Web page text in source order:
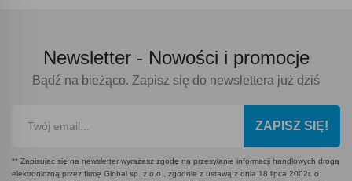
Newsletter - Nowości i promocje
Bądź na bieżąco. Zapisz się do newslettera już dziś
ZAPISZ SIĘ!
** Zapisując się na newsletter wyrażasz zgodę na przesyłanie informacji handlowych drogą
elektroniczną przez firmę Global sp. z o.o., zgodnie z ustawą z dnia 18 lipca 2002r. o